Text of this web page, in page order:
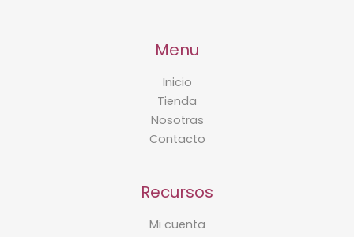
Menu
Inicio
Tienda
Nosotras
Contacto
Recursos
Mi cuenta